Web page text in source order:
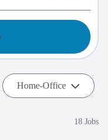
Home-Office
18 Jobs